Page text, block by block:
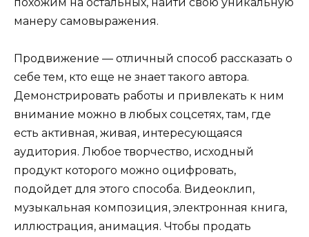
манеру самовыражения.
Продвижение — отличный способ рассказать о
себе тем, кто еще не знает такого автора.
Демонстрировать работы и привлекать к ним
внимание можно в любых соцсетях, там, где
есть активная, живая, интересующаяся
аудитория. Любое творчество, исходный
продукт которого можно оцифровать,
подойдет для этого способа. Видеоклип,
музыкальная композиция, электронная книга,
иллюстрация, анимация. Чтобы продать